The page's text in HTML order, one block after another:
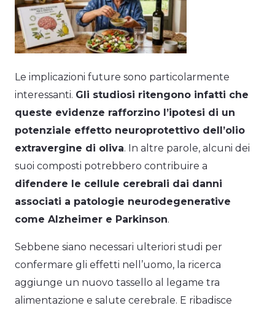
Le implicazioni future sono particolarmente
interessanti. Gli studiosi ritengono infatti che
queste evidenze rafforzino l’ipotesi di un
potenziale effetto neuroprotettivo dell’olio
extravergine di oliva. In altre parole, alcuni dei
suoi composti potrebbero contribuire a
difendere le cellule cerebrali dai danni
associati a patologie neurodegenerative
come Alzheimer e Parkinson.
Sebbene siano necessari ulteriori studi per
confermare gli effetti nell’uomo, la ricerca
aggiunge un nuovo tassello al legame tra
alimentazione e salute cerebrale. E ribadisce